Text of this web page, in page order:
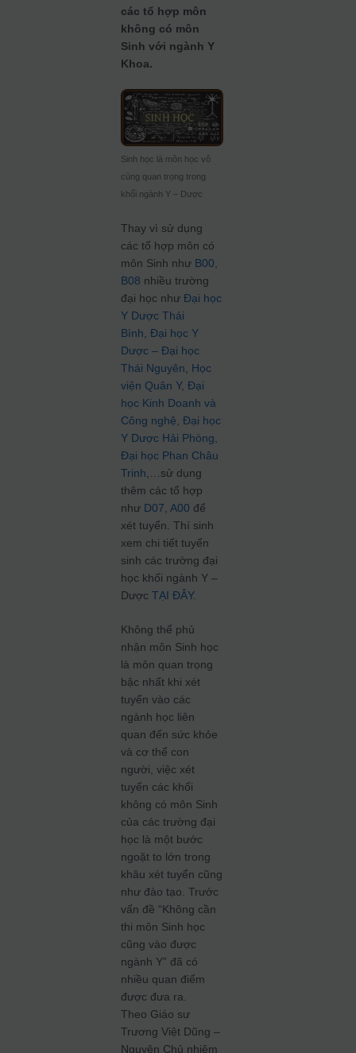
các tổ hợp môn
không có môn
Sinh với ngành Y
Khoa.
Sinh học là môn học vô
cùng quan trọng trong
khối ngành Y – Dược
Thay vì sử dụng
các tổ hợp môn có
môn Sinh như B00,
B08 nhiều trường
đại học nhưĐại học
Y Dược Thái
Bình,Đại học Y
Dược – Đại học
Thái Nguyên, Học
viện Quân Y,Đại
học Kinh Doanh và
Công nghệ,Đại học
Y Dược Hải Phòng,
Đại học Phan Châu
Trinh,…sử dụng
thêm các tổ hợp
như D07,A00 để
xét tuyển. Thí sinh
xem chi tiết tuyển
sinh các trường đại
học khối ngành Y –
DượcTẠI ĐÂY.
Không thể phủ
nhận môn Sinh học
là môn quan trọng
bậc nhất khi xét
tuyển vào các
ngành học liên
quan đến sức khỏe
và cơ thể con
người, việc xét
tuyển các khối
không có môn Sinh
của các trường đại
học là một bước
ngoặt to lớn trong
khâu xét tuyển cũng
như đào tạo. Trước
vấn đề “Không cần
thi môn Sinh học
cũng vào được
ngành Y” đã có
nhiều quan điểm
được đưa ra.
Theo Giáo sư
Trương Việt Dũng –
Nguyên Chủ nhiệm